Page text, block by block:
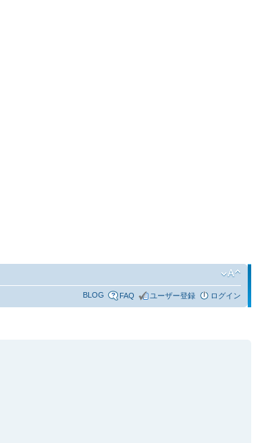
BLOG FAQ ユーザー登録 ログイン